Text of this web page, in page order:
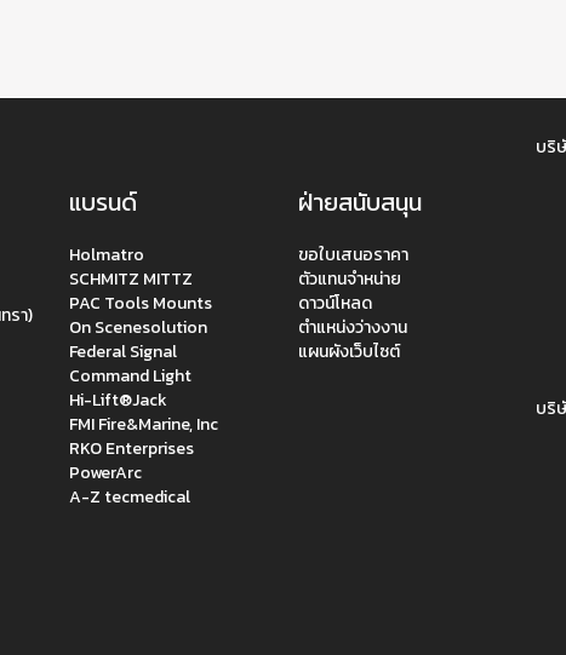
รา)
แบรนด์
Holmatro
SCHMITZ MITTZ
PAC Tools Mounts
On Scenesolution
Federal Signal
Command Light
Hi-Lift®Jack
FMI Fire&Marine, Inc
RKO Enterprises
PowerArc
A-Z tecmedical
ฝ่ายสนับสนุน
ขอใบเสนอราคา
ตัวแทนจำหน่าย
ดาวน์โหลด
ตำแหน่งว่างงาน
แผนผังเว็บไซต์
บริ
บริ